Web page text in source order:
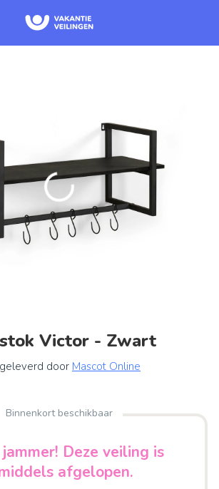
Victor - Zwart
door Mascot Online
Binnenkort beschikbaar
Deze veiling is
afgelopen.